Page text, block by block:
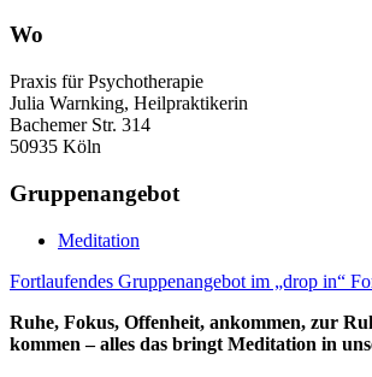
Wo
Praxis für Psychotherapie
Julia Warnking, Heilpraktikerin
Bachemer Str. 314
50935 Köln
Gruppenangebot
Meditation
Fortlaufendes Gruppenangebot im „drop in“
Ruhe, Fokus, Offenheit, ankommen, zur
kommen – alles das bringt Meditation in